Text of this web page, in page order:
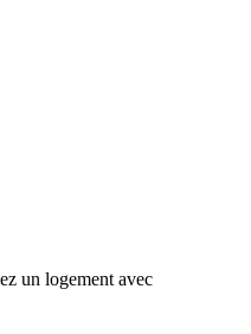
un logement avec